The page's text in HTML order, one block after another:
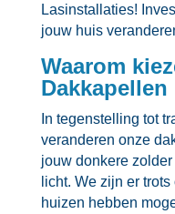
Lasinstallaties!
jouw huis
Waarom
In tegenstelling tot
veranderen onze
jouw donkere
licht.​ We zijn er
huizen hebben